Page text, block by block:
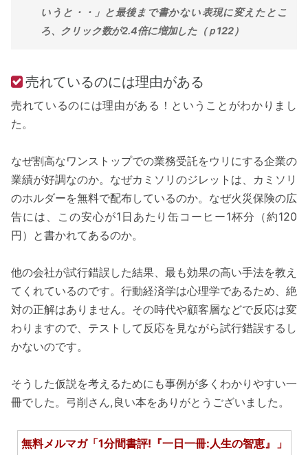
いうと・・」と最後まで書かない表現に変えたとこ
ろ、クリック数が2.4倍に増加した（ｐ122）
売れているのには理由がある
売れているのには理由がある！ということがわかりまし
た。
なぜ割高なワンストップでの業務受託をウリにする企業の
業績が好調なのか。なぜカミソリのジレットは、カミソリ
のホルダーを無料で配布しているのか。なぜ火災保険の広
告には、この安心が1日あたり缶コーヒー1杯分（約120
円）と書かれてあるのか。
他の会社が試行錯誤した結果、最も効果の高い手法を教え
てくれているのです。行動経済学は心理学であるため、絶
対の正解はありません。その時代や顧客層などで反応は変
わりますので、テストして反応を見ながら試行錯誤するし
かないのです。
そうした仮説を考えるためにも事例が多くわかりやすい一
冊でした。弓削さん,良い本をありがとうございました。
無料メルマガ「1分間書評!『一日一冊:人生の智恵』」